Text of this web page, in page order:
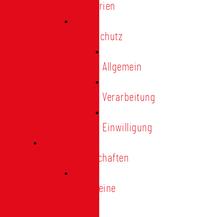
Regularien
Datenschutz
Allgemein
Verarbeitung
Einwilligung
Tischgemeinschaften
Allgemeine